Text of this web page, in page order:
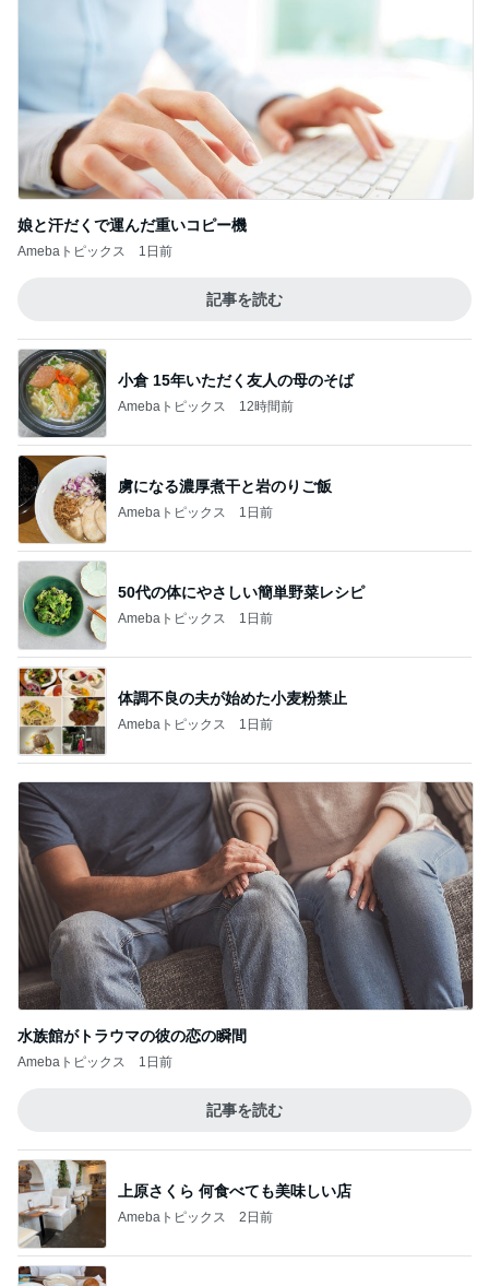
娘と汗だくで運んだ重いコピー機
Amebaトピックス 1日前
記事を読む
小倉 15年いただく友人の母のそば
Amebaトピックス 12時間前
虜になる濃厚煮干と岩のりご飯
Amebaトピックス 1日前
50代の体にやさしい簡単野菜レシピ
Amebaトピックス 1日前
体調不良の夫が始めた小麦粉禁止
Amebaトピックス 1日前
水族館がトラウマの彼の恋の瞬間
Amebaトピックス 1日前
記事を読む
上原さくら 何食べても美味しい店
Amebaトピックス 2日前